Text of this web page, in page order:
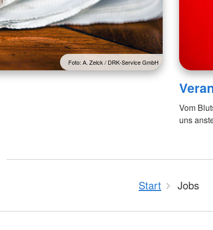
Foto: A. Zelck / DRK-Service GmbH
Vom
uns
Start Jobs